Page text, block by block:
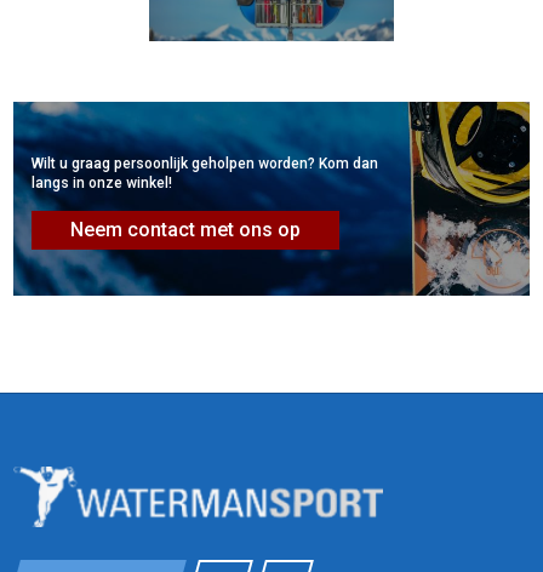
Wilt u graag persoonlijk geholpen worden? Kom dan
langs in onze winkel!
Neem contact met ons op